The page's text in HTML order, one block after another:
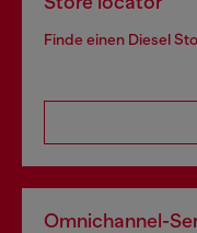
Finde einen Diesel
Omnichannel-